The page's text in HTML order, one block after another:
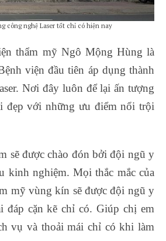
công nghệ Laser tốt chỉ có hiện nay
thẩm mỹ Ngô Mộng Hùng là
viện đầu tiên áp dụng thành
Nơi đây luôn để lại ấn tượng
đẹp với những ưu điểm nổi trội
sẽ được chào đón bởi đội ngũ y
kinh nghiệm. Mọi thắc mắc của
mỹ vùng kín sẽ được đội ngũ y
đáp cặn kẽ chỉ có. Giúp chị em
vụ và thoải mái chỉ có khi làm